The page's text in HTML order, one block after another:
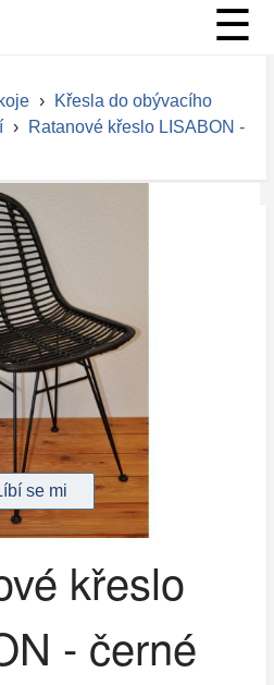
☰
›
Křesla do obývacího
›
Ratanové křeslo LISABON -
křeslo
- černé